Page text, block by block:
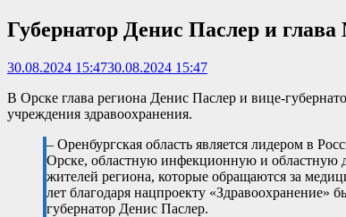
Губернатор Денис Паслер и
30.08.2024 15:4730.08.2024 15:47
В Орске глава региона Денис Паслер и вице-
учреждения здравоохранения.
– Оренбургская область является лидером в
Орске, областную инфекционную и областную
жителей региона, которые обращаются за
лет благодаря нацпроекту «Здравоохранение»
губернатор Денис Паслер.